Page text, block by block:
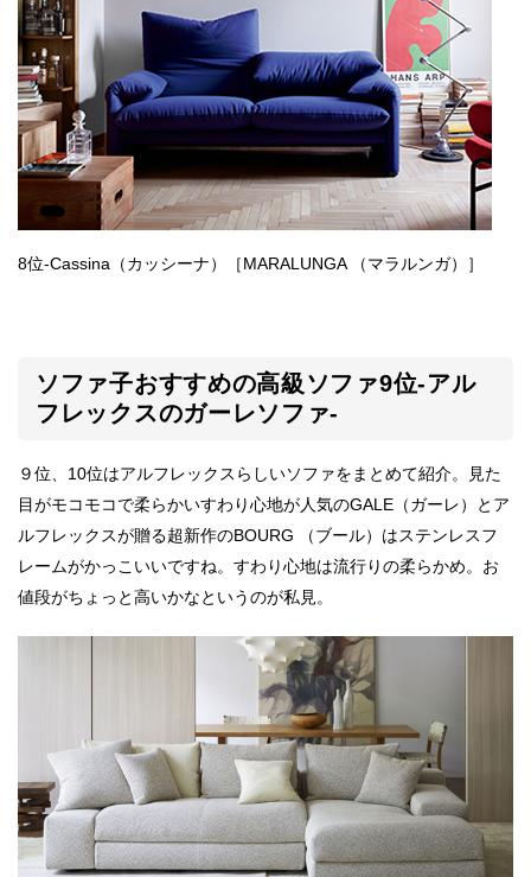
8位-Cassina（カッシーナ）［MARALUNGA （マラルンガ）］
ソファ子おすすめの高級ソファ9位-アル
フレックスのガーレソファ-
９位、10位はアルフレックスらしいソファをまとめて紹介。見た
目がモコモコで柔らかいすわり心地が人気のGALE（ガーレ）とア
ルフレックスが贈る超新作のBOURG （ブール）はステンレスフ
レームがかっこいいですね。すわり心地は流行りの柔らかめ。お
値段がちょっと高いかなというのが私見。